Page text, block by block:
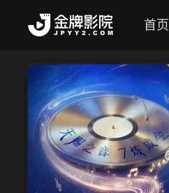
首页